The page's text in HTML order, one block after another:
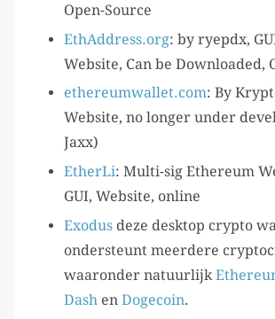
Open-Source
EthAddress.org: by ryepdx,
Website, Can be Downloaded,
ethereumwallet.com: By
Website, no longer under
Jaxx)
EtherLi: Multi-sig Ethereum
GUI, Website, online
Exodus deze desktop crypto
ondersteunt meerdere
waaronder natuurlijk
Dash en Dogecoin.